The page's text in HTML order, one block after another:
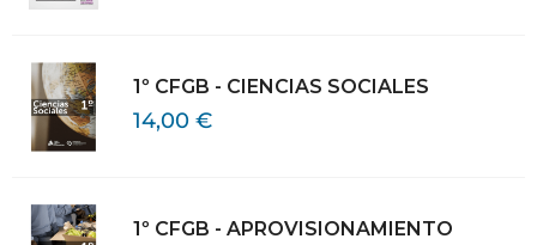
1º CFGB - CIENCIAS SOCIALES
14,00 €
1º CFGB - APROVISIONAMIENTO